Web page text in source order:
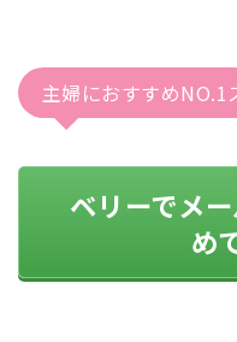
主婦におすすめNO.1
ベリーでメ
め